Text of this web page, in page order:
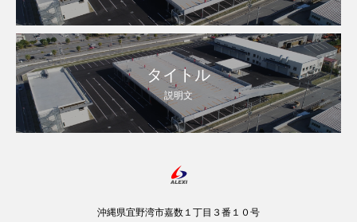
タイトル
説明文
沖縄県宜野湾市嘉数１丁目３番１０号